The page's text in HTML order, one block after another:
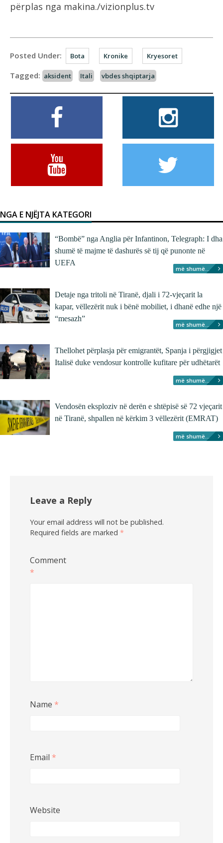
përplas nga makina./vizionplus.tv
Posted Under: Bota Kronike Kryesoret
Tagged: aksident Itali vbdes shqiptarja
NGA E NJËJTA KATEGORI
“Bombë” nga Anglia për Infantinon, Telegraph: I dha
shumë të majme të dashurës së tij që punonte në
UEFA
më shumë...
Detaje nga tritoli në Tiranë, djali i 72-vjeçarit la
kapar, vëllezërit nuk i bënë mobiliet, i dhanë edhe një
“mesazh”
më shumë...
Thellohet përplasja për emigrantët, Spanja i përgjigjet
Italisë duke vendosur kontrolle kufitare për udhëtarët
më shumë...
Vendosën eksploziv në derën e shtëpisë së 72 vjeçarit
në Tiranë, shpallen në kërkim 3 vëllezërit (EMRAT)
më shumë...
Leave a Reply
Your email address will not be published.
Required fields are marked *
Comment
*
Name *
Email *
Website